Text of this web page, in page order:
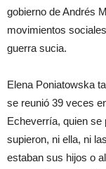
gobierno de Andrés
movimientos
guerra sucia.
Elena Poniatowska
se reunió 39 veces
Echeverría, quien se
supieron, ni ella, ni
estaban sus hijos o